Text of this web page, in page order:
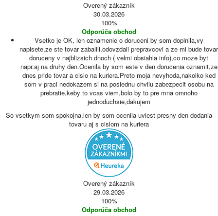
Overený zákazník
30.03.2026
100%
Odporúča obchod
Vsetko je OK, len oznamenie o doruceni by som doplnila,vy
napisete,ze ste tovar zabalili,odovzdali prepravcovi a ze mi bude tovar
doruceny v najblizsich dnoch ( velmi obsiahla info),co moze byt
napr.aj na druhy den.Ocenila by som este v den dorucenia oznamit,ze
dnes pride tovar a cislo na kuriera.Preto moja nevyhoda,nakolko ked
som v praci nedokazem si na poslednu chvilu zabezpecit osobu na
prebratie,keby to vcas viem,bolo by to pre mna omnoho
jednoduchsie,dakujem
So vsetkym som spokojna,len by som ocenila uviest presny den dodania
tovaru aj s cislom na kuriera
Overený zákazník
29.03.2026
100%
Odporúča obchod